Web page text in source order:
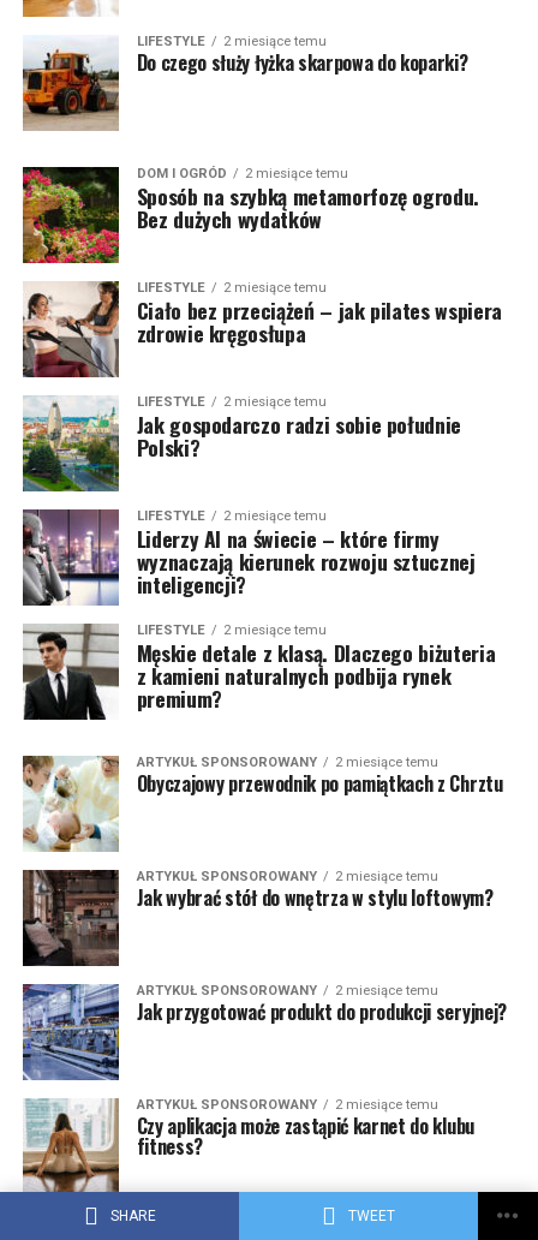
SHARE TWEET
LIFESTYLE 2 miesiące temu
Do czego służy łyżka skarpowa do koparki?
DOM I OGRÓD 2 miesiące temu
Sposób na szybką metamorfozę ogrodu.
Bez dużych wydatków
LIFESTYLE 2 miesiące temu
Ciało bez przeciążeń – jak pilates wspiera
zdrowie kręgosłupa
LIFESTYLE 2 miesiące temu
Jak gospodarczo radzi sobie południe
Polski?
LIFESTYLE 2 miesiące temu
Liderzy AI na świecie – które firmy
wyznaczają kierunek rozwoju sztucznej
inteligencji?
LIFESTYLE 2 miesiące temu
Męskie detale z klasą. Dlaczego biżuteria
z kamieni naturalnych podbija rynek
premium?
ARTYKUŁ SPONSOROWANY 2 miesiące temu
Obyczajowy przewodnik po pamiątkach z Chrztu
ARTYKUŁ SPONSOROWANY 2 miesiące temu
Jak wybrać stół do wnętrza w stylu loftowym?
ARTYKUŁ SPONSOROWANY 2 miesiące temu
Jak przygotować produkt do produkcji seryjnej?
ARTYKUŁ SPONSOROWANY 2 miesiące temu
Czy aplikacja może zastąpić karnet do klubu
fitness?